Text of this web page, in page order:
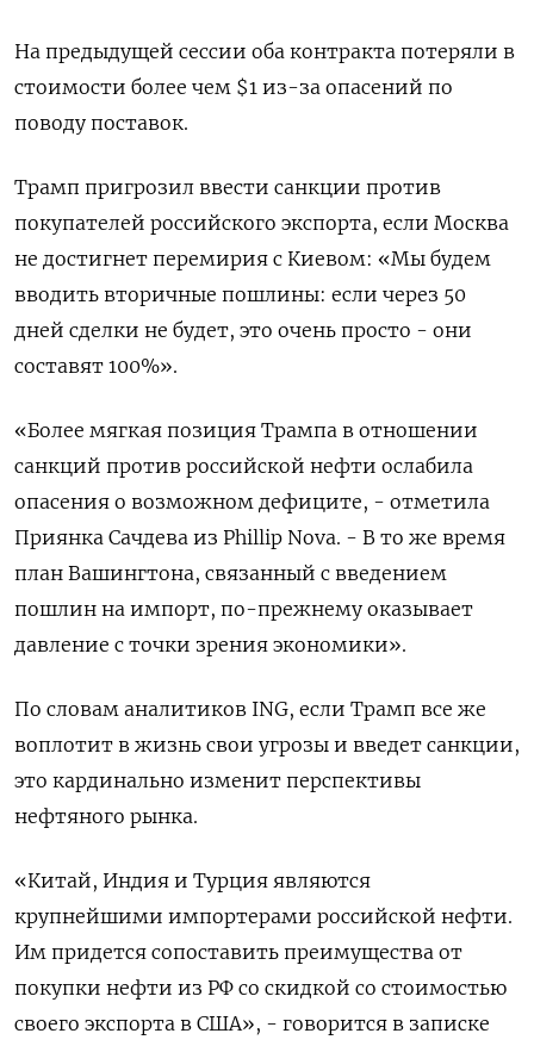
На предыдущей сессии оба контракта потеряли в
стоимости более чем $1 из-за опасений по
поводу поставок.
Трамп пригрозил ввести санкции против
покупателей российского экспорта, если Москва
не достигнет перемирия с Киевом: «Мы будем
вводить вторичные пошлины: если через 50
дней сделки не будет, это очень просто - они
составят 100%».
«Более мягкая позиция Трампа в отношении
санкций против российской нефти ослабила
опасения о возможном дефиците, - отметила
Приянка Сачдева из Phillip Nova. - В то же время
план Вашингтона, связанный с введением
пошлин на импорт, по-прежнему оказывает
давление с точки зрения экономики».
По словам аналитиков ING, если Трамп все же
воплотит в жизнь свои угрозы и введет санкции,
это кардинально изменит перспективы
нефтяного рынка.
«Китай, Индия и Турция являются
крупнейшими импортерами российской нефти.
Им придется сопоставить преимущества от
покупки нефти из РФ со скидкой со стоимостью
своего экспорта в США», - говорится в записке